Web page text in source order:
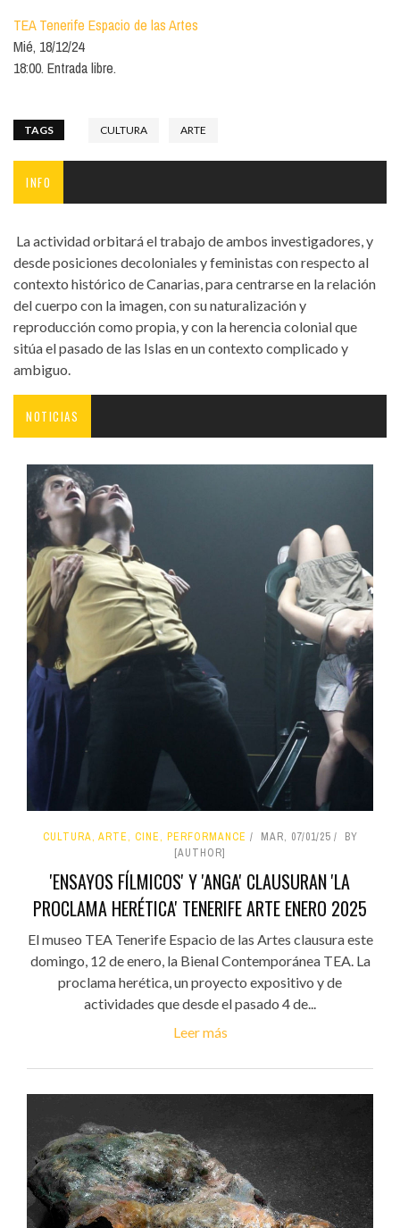
TEA Tenerife Espacio de las Artes
Mié, 18/12/24
18:00. Entrada libre.
TAGS CULTURA ARTE
INFO
La actividad orbitará el trabajo de ambos investigadores, y
desde posiciones decoloniales y feministas con respecto al
contexto histórico de Canarias, para centrarse en la relación
del cuerpo con la imagen, con su naturalización y
reproducción como propia, y con la herencia colonial que
sitúa el pasado de las Islas en un contexto complicado y
ambiguo.
NOTICIAS
CULTURA, ARTE, CINE, PERFORMANCE MAR, 07/01/25
BY
[AUTHOR]
'ENSAYOS FÍLMICOS' Y 'ANGA' CLAUSURAN 'LA
PROCLAMA HERÉTICA' TENERIFE ARTE ENERO 2025
El museo TEA Tenerife Espacio de las Artes clausura este
domingo, 12 de enero, la Bienal Contemporánea TEA. La
proclama herética, un proyecto expositivo y de
actividades que desde el pasado 4 de...
Leer más